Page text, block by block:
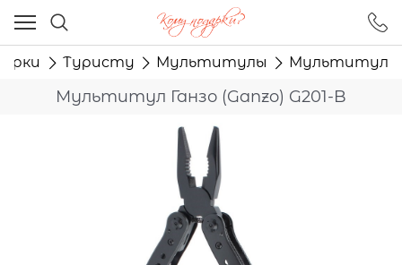
Туристу Мультитулы Мультитул
Мультитул Ганзо (Ganzo) G201-B
Ваш город - Москва,
угадали?
ДА НЕТ